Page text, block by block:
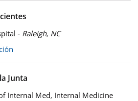
- Raleigh, NC
Junta
Internal Med, Internal Medicine